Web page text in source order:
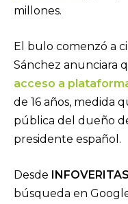
millones.
El bulo comenzó a
Sánchez anunciara
acceso a
de 16 años, medida
pública del dueño
presidente español.
Desde INFOVERITAS
búsqueda en